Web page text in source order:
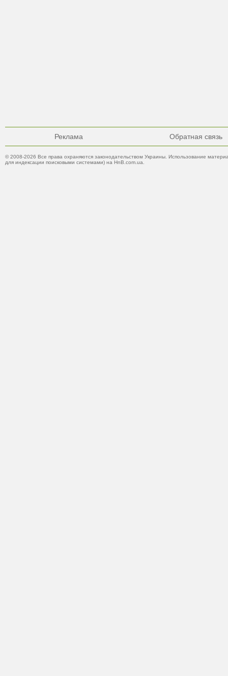
Реклама Обратная связь
© 2008-2026 Все права охраняются законодательством Украины. Использование
для индексации поисковыми системами) на HnB.com.ua.